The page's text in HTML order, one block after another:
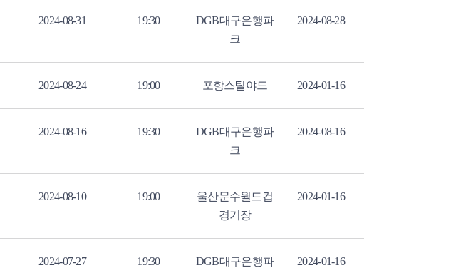
2024-08-31 19:30
DGB대구은행파
크
2024-08-28
2024-08-24 19:00 포항스틸야드 2024-01-16
2024-08-16 19:30
DGB대구은행파
크
2024-08-16
2024-08-10 19:00
울산문수월드컵
경기장
2024-01-16
2024-07-27 19:30
DGB대구은행파
2024-01-16